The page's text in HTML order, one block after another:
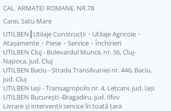
CAL. ARMATEI ROMANE, NR.78
Carei, Satu Mare
UTILBEN┃Utilaje Construcții・Utilaje Agricole・
Atașamente・Piese・Service・Închirieri
UTILBEN Cluj - Bulevardul Muncii, nr. 36, Cluj-
Napoca, jud. Cluj
UTILBEN Baciu - Strada Transilvaniei nr. 446, Baciu,
jud. Cluj
UTILBEN Iași - Transagropolis nr. 4, Lețcani, jud. Iași
UTILBEN București -Bragadiru, jud. Ilfov
Livrare și intervenții service în toată țara